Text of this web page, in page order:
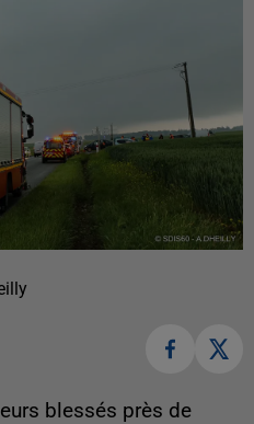
blessés près de